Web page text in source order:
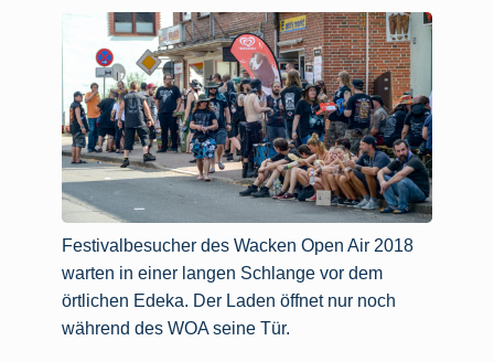
Festivalbesucher des Wacken Open Air 2018
warten in einer langen Schlange vor dem
örtlichen Edeka. Der Laden öffnet nur noch
während des WOA seine Tür.